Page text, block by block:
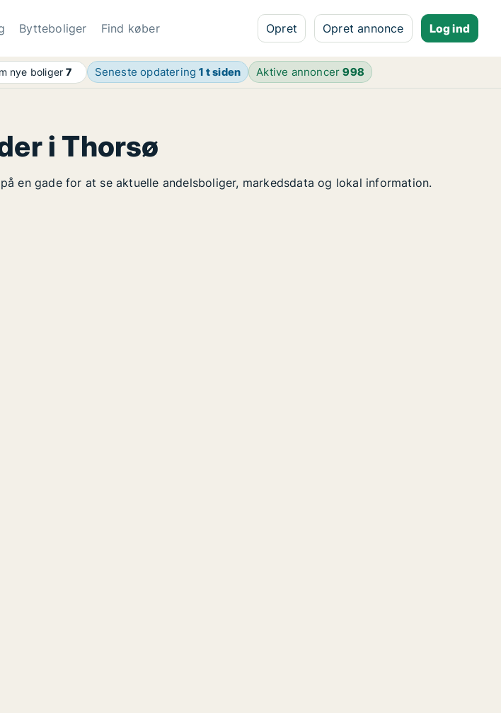
Bytteboliger Find køber Opret Opret annonce Log ind
nye boliger7 Seneste opdatering1 t siden Aktive annoncer998
i Thorsø
en gade for at se aktuelle andelsboliger, markedsdata og lokal information.